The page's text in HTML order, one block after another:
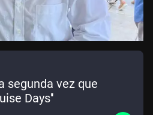
segunda vez que
Days''